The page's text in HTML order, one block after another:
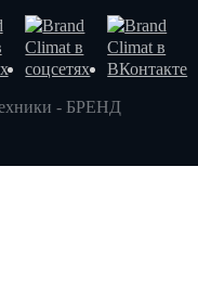
- БРЕНД